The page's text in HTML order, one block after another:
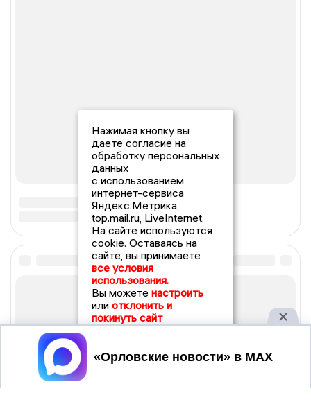
Нажимая кнопку вы
даете согласие на
обработку персональных
данных
с использованием
интернет-сервиса
Яндекс.Метрика,
top.mail.ru, LiveInternet.
На сайте используются
cookie. Оставаясь на
сайте, вы принимаете
все условия
использования.
Вы можете настроить
или отклонить и
покинуть сайт
Принять